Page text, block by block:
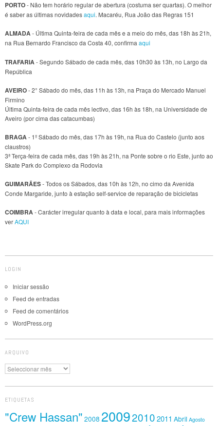
PORTO- Não tem horário regular de abertura (costuma ser quartas). O melhor
é saber as últimas novidadesaqui. Macaréu, Rua João das Regras 151
ALMADA- Última Quinta-feira de cada mês e a meio do mês, das 18h às 21h,
na Rua Bernardo Francisco da Costa 40, confirmaaqui
TRAFARIA- Segundo Sábado de cada mês, das 10h30 às 13h, no Largo da
República
AVEIRO- 2° Sábado do mês, das 11h às 13h, na Praça do Mercado Manuel
Firmino
Última Quinta-feira de cada mês lectivo, das 16h às 18h, na Universidade de
Aveiro (por cima das catacumbas)
BRAGA- 1º Sábado do mês, das 17h às 19h, na Rua do Castelo (junto aos
claustros)
3ª Terça-feira de cada mês, das 19h às 21h, na Ponte sobre o rio Este, junto ao
Skate Park do Complexo da Rodovia
GUIMARÃES- Todos os Sábados, das 10h às 12h, no cimo da Avenida
Conde Margaride, junto à estação self-service de reparação de bicicletas
COIMBRA- Carácter irregular quanto à data e local, para mais informações
verAQUI
LOGIN
Iniciar sessão
Feed de entradas
Feed de comentários
WordPress.org
ARQUIVO
Arquivo
ETIQUETAS
"Crew Hassan" 2008 200920102011 Abril Agosto